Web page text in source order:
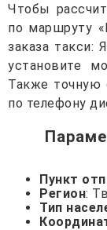
Чтобы
по маршруту
заказа такси:
установите
Также точную
по телефону
Пункт
Регион:
Тип